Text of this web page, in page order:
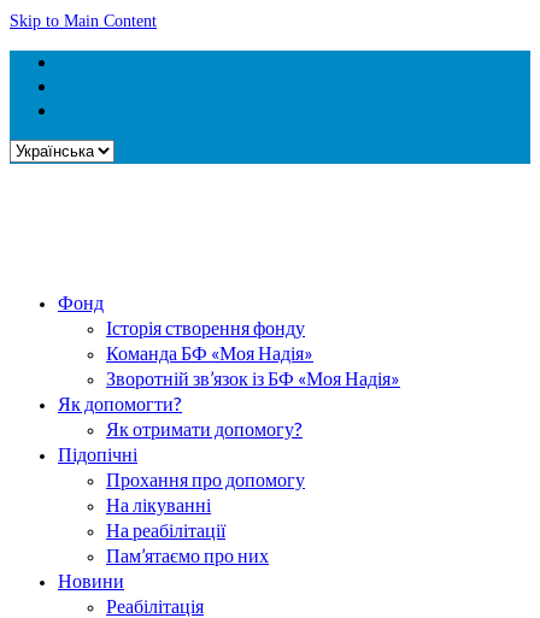
Skip to Main Content
Вибрати
Фонд
Історія створення фонду
Команда БФ «Моя Надія»
Зворотній зв’язок із БФ «Моя Надія»
Як допомогти?
Як отримати допомогу?
Підопічні
Прохання про допомогу
На лікуванні
На реабілітації
Пам’ятаємо про них
Новини
Реабілітація